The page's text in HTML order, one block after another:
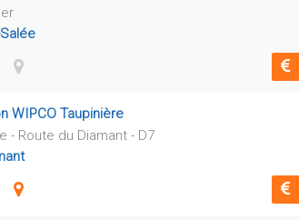
WIPCO Taupinière
- Route du Diamant - D7